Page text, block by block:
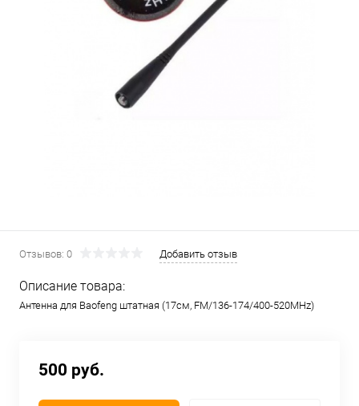
Отзывов: 0 Добавить отзыв
Описание товара:
Антенна для Baofeng штатная (17см, FM/136-174/400-520MHz)
500 руб.